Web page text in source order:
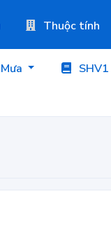
Thuộc tính
Mưa SHV1